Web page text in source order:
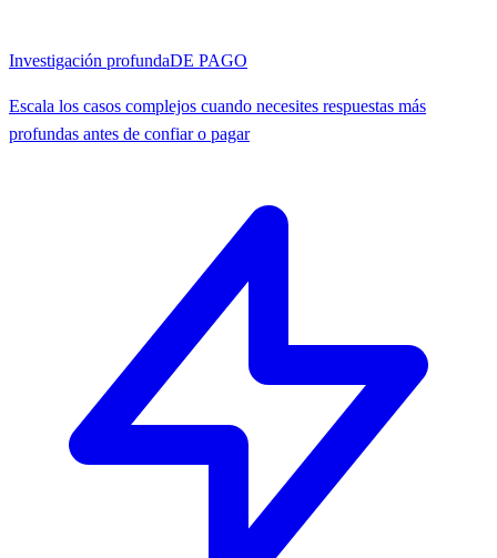
Investigación profundaDE PAGO
Escala los casos complejos cuando necesites respuestas más
profundas antes de confiar o pagar